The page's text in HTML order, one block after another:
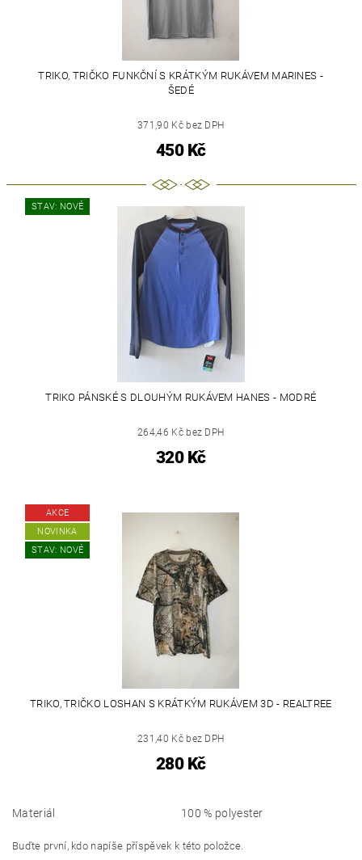
TRIKO, TRIČKO FUNKČNÍ S KRÁTKÝM RUKÁVEM MARINES -
ŠEDÉ
371,90 Kč bez DPH
450 Kč
STAV: NOVÉ
TRIKO PÁNSKÉ S DLOUHÝM RUKÁVEM HANES - MODRÉ
264,46 Kč bez DPH
320 Kč
AKCE
NOVINKA
STAV: NOVÉ
TRIKO, TRIČKO LOSHAN S KRÁTKÝM RUKÁVEM 3D - REALTREE
231,40 Kč bez DPH
280 Kč
Materiál 100 % polyester
Buďte první, kdo napíše příspěvek k této položce.